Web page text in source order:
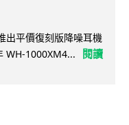
出平價復刻版降噪耳機
WH-1000XM4...
閱讀